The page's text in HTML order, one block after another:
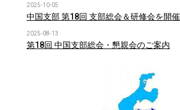
2025-10-05
中国支部 第18回 支部総会＆研修会を開
2025-08-13
第18回 中国支部総会・懇親会のご案内